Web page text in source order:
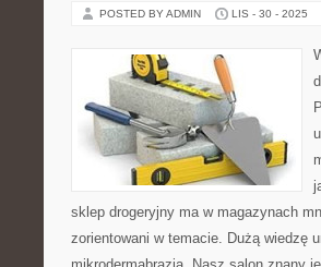
POSTED BY ADMIN LIS - 30 - 2025
sklep drogeryjny ma w magazynach
zorientowani w temacie. Dużą wiedzę